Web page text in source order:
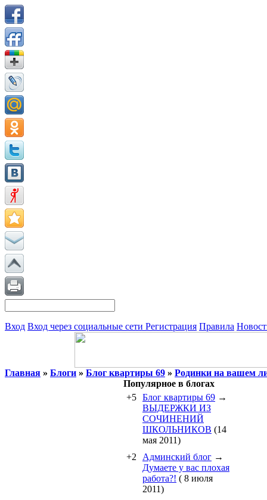
Вход Вход через социальные сети Регистрация Правила
Главная » Блоги » Блог квартиры 69 » Родинки на вашем
Популярное в блогах
+5 Блог квартиры 69 →
ВЫДЕРЖКИ ИЗ
СОЧИНЕНИЙ
ШКОЛЬНИКОВ (14
мая 2011)
+2
Админский блог →
Думаете у вас плохая
работа?! ( 8 июля
2011)